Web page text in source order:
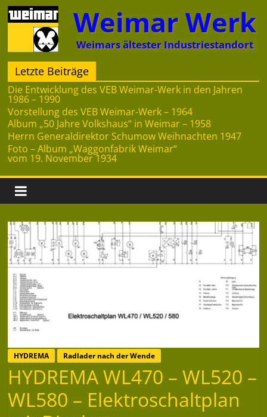
Zum
Inhalt
springen
Weimar Werk
Weimars ältester Industriestandort
Letzte Beiträge
Die Entwicklung des VEB Weimar-Werk in den Jahren
1986 – 1990
Vorstellung des VEB Weimar-Werk – 1964
Album „50 Jahre Volkshaus“ in Weimar – 1958
Herrn Generaldirektor Schumow Weihnachten 1947
Foto – Album „Waggonfabrik Weimar“
vom 19. November 1934
HYDREMA Radlader nach der Wende
HYDREMA WL470 – WL520 –
WL580 – Elektroschaltplan